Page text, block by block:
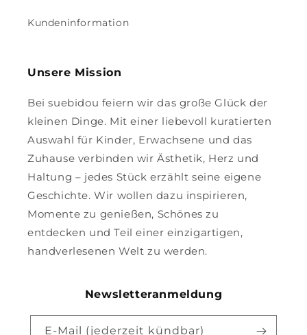
Kundeninformation
Unsere Mission
Bei suebidou feiern wir das große Glück der
kleinen Dinge. Mit einer liebevoll kuratierten
Auswahl für Kinder, Erwachsene und das
Zuhause verbinden wir Ästhetik, Herz und
Haltung – jedes Stück erzählt seine eigene
Geschichte. Wir wollen dazu inspirieren,
Momente zu genießen, Schönes zu
entdecken und Teil einer einzigartigen,
handverlesenen Welt zu werden.
Newsletteranmeldung
E-Mail (jederzeit kündbar)